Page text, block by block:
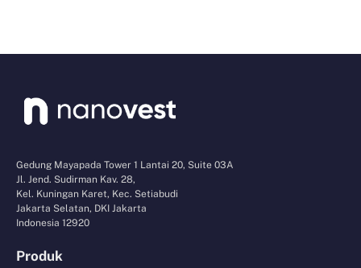
Gedung Mayapada Tower 1 Lantai 20, Suite 03A
Jl. Jend. Sudirman Kav. 28,
Kel. Kuningan Karet, Kec. Setiabudi
Jakarta Selatan, DKI Jakarta
Indonesia 12920
Produk